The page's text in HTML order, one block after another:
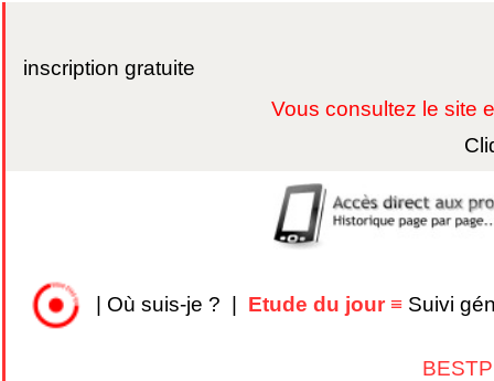
inscription gratuite
Vous consultez le site
| Où suis-je ? | Etude du jour ≡ Suivi